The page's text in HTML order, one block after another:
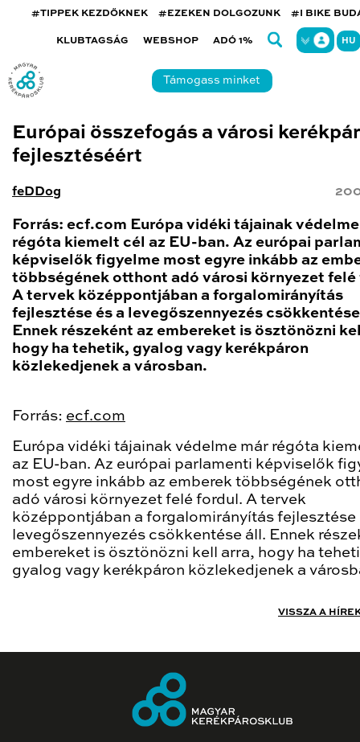
#TIPPEK KEZDŐKNEK #EZEKEN DOLGOZUNK #I BIKE
KLUBTAGSÁG WEBSHOP ADÓ 1% HU
Támogass minket
Európai összefogás a városi
fejlesztéséért
feDDog
Forrás: ecf.com Európa vidéki tájainak
régóta kiemelt cél az EU-ban. Az európai
képviselők figyelme most egyre inkább az
többségének otthont adó városi környezet
A tervek középpontjában a forgalomirányítás
fejlesztése és a levegőszennyezés
Ennek részeként az embereket is ösztönözni
hogy ha tehetik, gyalog vagy kerékpáron
közlekedjenek a városban.
Forrás: ecf.com
Európa vidéki tájainak védelme már régóta
az EU-ban. Az európai parlamenti képviselők
most egyre inkább az emberek többségének
adó városi környezet felé fordul. A tervek
középpontjában a forgalomirányítás fejlesztése
levegőszennyezés csökkentése áll. Ennek
embereket is ösztönözni kell arra, hogy ha
gyalog vagy kerékpáron közlekedjenek a
VISSZA A